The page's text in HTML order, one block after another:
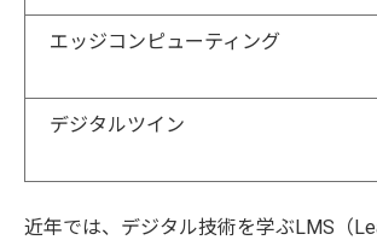
エッジコンピューティング
デジタルツイン
近年では、デジタル技術を学ぶLMS（